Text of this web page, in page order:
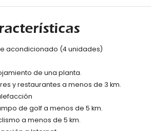
playa más cercana: Playa del Arenal (a
parque más cercano: Pinosol, Jávea (a
segundo aeropuerto más cercano: Valencia
El alojamiento es muy adecuado para
y servicios incluidos en el
plancha y tabla de planchar
ropa de cama y toallas
acondicionado (4 unidades)
de una planta.
y restaurantes a menos de 3 km.
de golf a menos de 5 km.
a menos de 5 km.